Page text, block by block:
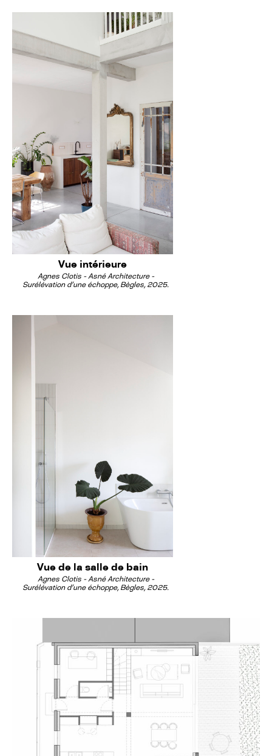
Vue intérieure
Agnes Clotis - Asné Architecture -
Surélévation d'une échoppe, Bègles, 2025.
Vue de la salle de bain
Agnes Clotis - Asné Architecture -
Surélévation d'une échoppe, Bègles, 2025.